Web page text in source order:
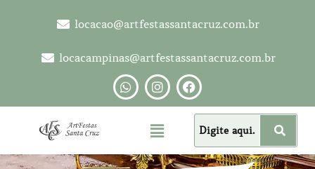
locacao@artfestassantacruz.com.br
locacampinas@artfestassantacruz.com.br